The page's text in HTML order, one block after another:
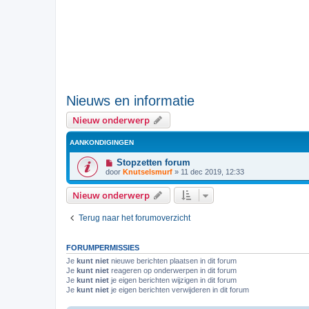
Nieuws en informatie
Nieuw onderwerp
AANKONDIGINGEN
Stopzetten forum
door Knutselsmurf » 11 dec 2019, 12:33
Nieuw onderwerp
Terug naar het forumoverzicht
FORUMPERMISSIES
Je kunt niet nieuwe berichten plaatsen in dit forum
Je kunt niet reageren op onderwerpen in dit forum
Je kunt niet je eigen berichten wijzigen in dit forum
Je kunt niet je eigen berichten verwijderen in dit forum